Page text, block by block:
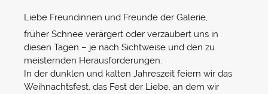
Liebe Freundinnen und Freunde der Galerie,
früher Schnee verärgert oder verzaubert uns in
diesen Tagen – je nach Sichtweise und den zu
meisternden Herausforderungen.
In der dunklen und kalten Jahreszeit feiern wir das
Weihnachtsfest, das Fest der Liebe, an dem wir